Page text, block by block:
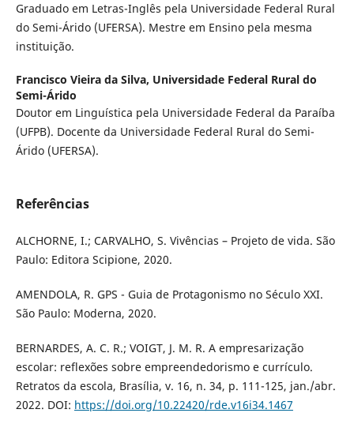
Graduado em Letras-Inglês pela Universidade Federal Rural
do Semi-Árido (UFERSA). Mestre em Ensino pela mesma
instituição.
Francisco Vieira da Silva, Universidade Federal Rural do
Semi-Árido
Doutor em Linguística pela Universidade Federal da Paraíba
(UFPB). Docente da Universidade Federal Rural do Semi-
Árido (UFERSA).
Referências
ALCHORNE, I.; CARVALHO, S. Vivências – Projeto de vida. São
Paulo: Editora Scipione, 2020.
AMENDOLA, R. GPS - Guia de Protagonismo no Século XXI.
São Paulo: Moderna, 2020.
BERNARDES, A. C. R.; VOIGT, J. M. R. A empresarização
escolar: reflexões sobre empreendedorismo e currículo.
Retratos da escola, Brasília, v. 16, n. 34, p. 111-125, jan./abr.
2022. DOI: https://doi.org/10.22420/rde.v16i34.1467